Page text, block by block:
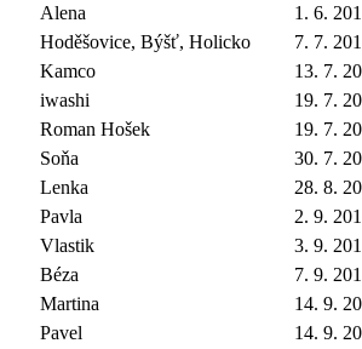
Alena
1. 6.
Hoděšovice, Býšť, Holicko
7. 7.
Kamco
13. 7.
iwashi
19. 7.
Roman Hošek
19. 7.
Soňa
30. 7.
Lenka
28. 8.
Pavla
2. 9.
Vlastik
3. 9.
Béza
7. 9.
Martina
14. 9.
Pavel
14. 9.